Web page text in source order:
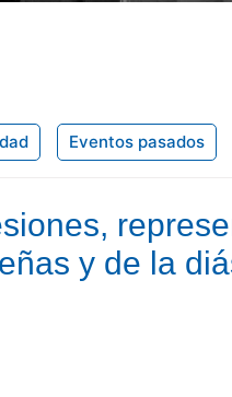
Eventos pasados
y de la